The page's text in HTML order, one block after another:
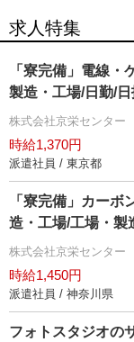
求人特集
「寮完備」電線
製造・工場/日勤/
株式会社京栄センター
時給1,370円
派遣社員 / 東京都
「寮完備」カー
造・工場/工場・製
株式会社京栄センター
時給1,450円
派遣社員 / 神奈川県
フォトスタジオの